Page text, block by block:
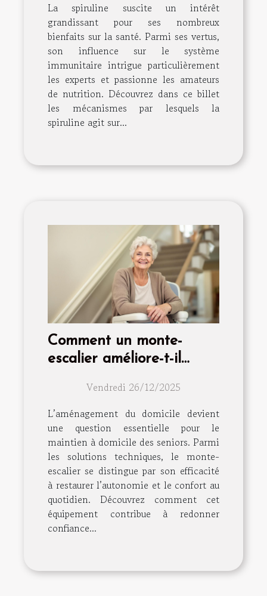
La spiruline suscite un intérêt
grandissant pour ses nombreux
bienfaits sur la santé. Parmi ses vertus,
son influence sur le système
immunitaire intrigue particulièrement
les experts et passionne les amateurs
de nutrition. Découvrez dans ce billet
les mécanismes par lesquels la
spiruline agit sur...
Comment un monte-
escalier améliore-t-il
seniors ?Vendredi 26/12/2025
L’aménagement du domicile devient
une question essentielle pour le
maintien à domicile des seniors. Parmi
les solutions techniques, le monte-
escalier se distingue par son efficacité
à restaurer l’autonomie et le confort au
quotidien. Découvrez comment cet
équipement contribue à redonner
confiance...